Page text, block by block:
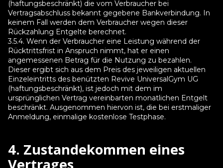
(haftungsbeschränkt) die vom Verbraucher bei
Vertragsabschluss bekannt gegebene Bankverbindung. In
keinem Fall werden dem Verbraucher wegen dieser
Rückzahlung Entgelte berechnet.
3.5.4. Wenn der Verbraucher eine Leistung während der
Rücktrittsfrist in Anspruch nimmt, hat er einen
angemessenen Betrag für die Nutzung zu bezahlen.
Dieser ergibt sich aus dem Preis des jeweiligen aktuellen
Einzeleintritts des benützten Revive UniversalGym UG
(haftungsbeschränkt), ist jedoch mit dem im
ursprünglichen Vertrag vereinbarten monatlichen Entgelt
beschränkt. Ausgenommen hiervon ist, die bei erstmaliger
Anmeldung, einmalige kostenlose Testphase.
4. Zustandekommen eines
Vertrages